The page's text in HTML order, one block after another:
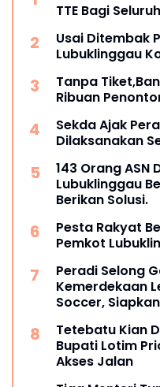
TTE Bagi
Usai Ditembak
Lubuklinggau
Tanpa
Ribuan
Sekda Ajak
Dilaksanakan
143 Orang ASN
Lubuklinggau
Berikan Solusi.
Pesta Rakyat
Pemkot
Peradi Selong
Kemerdekaan
Soccer,
Tetebatu Kian
Bupati Lotim
Akses Jalan